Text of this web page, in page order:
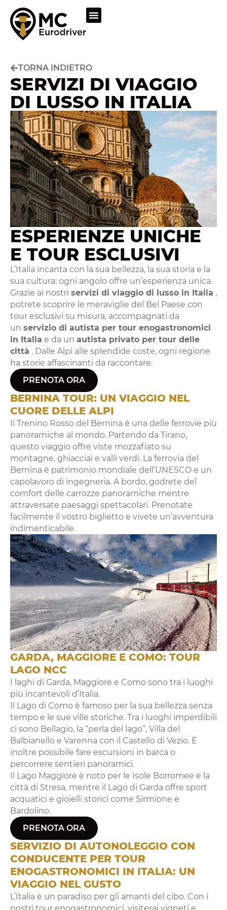
TORNA INDIETRO
SERVIZI DI VIAGGIO
DI LUSSO IN ITALIA
ESPERIENZE UNICHE
E TOUR ESCLUSIVI
L’Italia incanta con la sua bellezza, la sua storia e la
sua cultura: ogni angolo offre un’esperienza unica.
Grazie ai nostri servizi di viaggio di lusso in Italia ,
potrete scoprire le meraviglie del Bel Paese con
tour esclusivi su misura, accompagnati da
un servizio di autista per tour enogastronomici
in Italia e da un autista privato per tour delle
città . Dalle Alpi alle splendide coste, ogni regione
ha storie affascinanti da raccontare.
PRENOTA ORA
BERNINA TOUR: UN VIAGGIO NEL
CUORE DELLE ALPI
Il Trenino Rosso del Bernina è una delle ferrovie più
panoramiche al mondo. Partendo da Tirano,
questo viaggio offre viste mozzafiato su
montagne, ghiacciai e valli verdi. La ferrovia del
Bernina è patrimonio mondiale dell’UNESCO e un
capolavoro di ingegneria. A bordo, godrete del
comfort delle carrozze panoramiche mentre
attraversate paesaggi spettacolari. Prenotate
facilmente il vostro biglietto e vivete un’avventura
indimenticabile.
GARDA, MAGGIORE E COMO: TOUR
LAGO NCC
I laghi di Garda, Maggiore e Como sono tra i luoghi
più incantevoli d’Italia.
Il Lago di Como è famoso per la sua bellezza senza
tempo e le sue ville storiche. Tra i luoghi imperdibili
ci sono Bellagio, la “perla del lago”, Villa del
Balbianello e Varenna con il Castello di Vezio. È
inoltre possibile fare escursioni in barca o
percorrere sentieri panoramici.
Il Lago Maggiore è noto per le Isole Borromee e la
città di Stresa, mentre il Lago di Garda offre sport
acquatici e gioielli storici come Sirmione e
Bardolino.
PRENOTA ORA
SERVIZIO DI AUTONOLEGGIO CON
CONDUCENTE PER TOUR
ENOGASTRONOMICI IN ITALIA: UN
VIAGGIO NEL GUSTO
L’Italia è un paradiso per gli amanti del cibo. Con i
nostri tour enogastronomici, visiterai vigneti e